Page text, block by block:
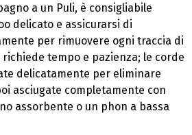
a un Puli, è consigliabile
delicato e assicurarsi di
per rimuovere ogni traccia di
richiede tempo e pazienza; le corde
delicatamente per eliminare
asciugate completamente con
assorbente o un phon a bassa